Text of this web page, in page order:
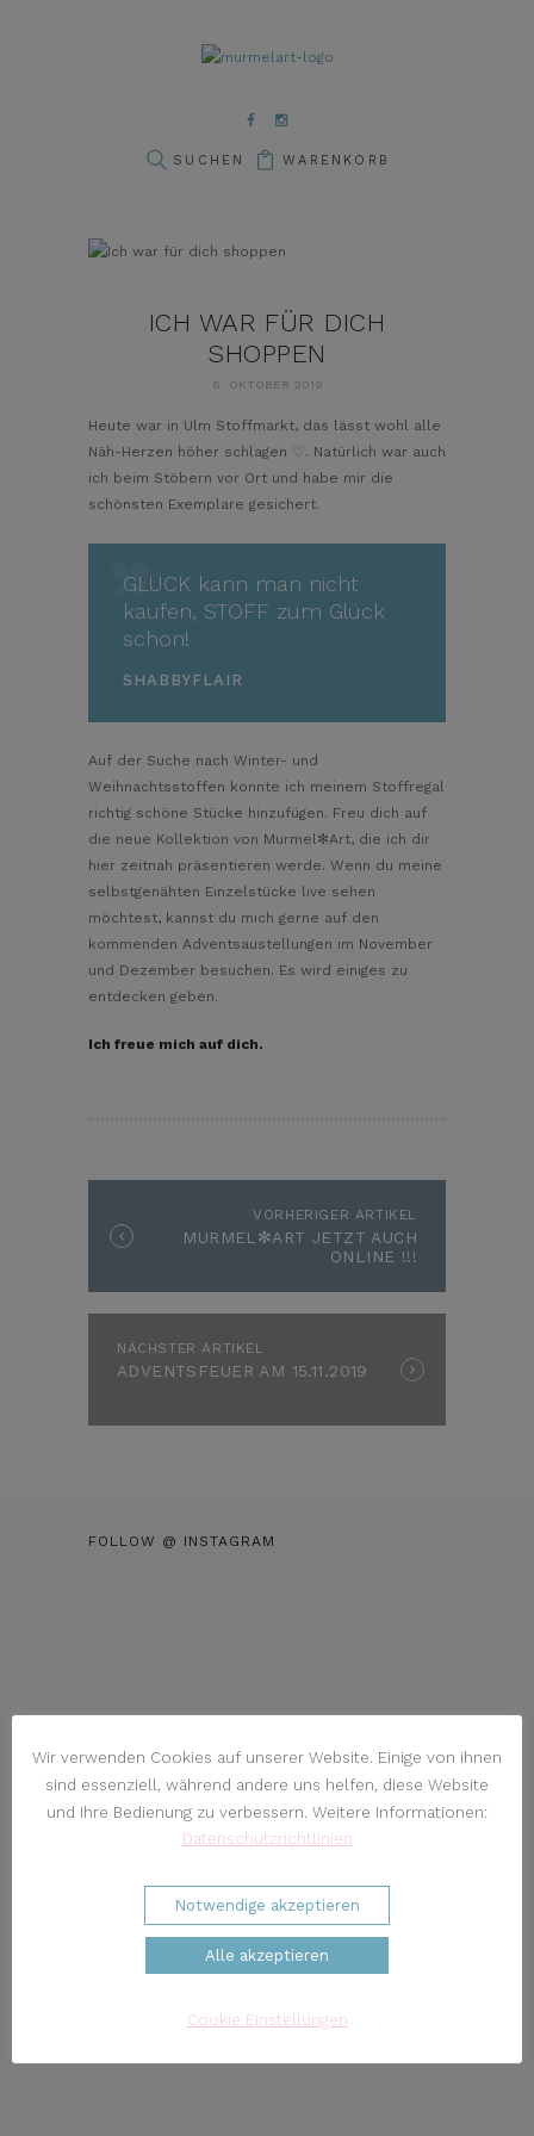
WARENKORB
ICH WAR FÜR DICH
SHOPPEN
6. OKTOBER 2019
Heute war in Ulm Stoffmarkt, das lässt wohl alle
Näh-Herzen höher schlagen ♡. Natürlich war auch
ich beim Stöbern vor Ort und habe mir die
schönsten Exemplare gesichert.
GLÜCK kann man nicht
kaufen, STOFF zum Glück
schon!
SHABBYFLAIR
Auf der Suche nach Winter- und
Weihnachtsstoffen konnte ich meinem Stoffregal
richtig schöne Stücke hinzufügen. Freu dich auf
die neue Kollektion von Murmel✻Art, die ich dir
hier zeitnah präsentieren werde. Wenn du meine
selbstgenähten Einzelstücke live sehen
möchtest, kannst du mich gerne auf den
kommenden Adventsaustellungen im November
und Dezember besuchen. Es wird einiges zu
entdecken geben.
Ich freue mich auf dich.
VORHERIGER ARTIKEL
MURMEL✻ART JETZT AUCH
ONLINE !!!
NÄCHSTER ARTIKEL
Artikel:
ADVENTSFEUER AM 15.11.2019
FOLLOW @ INSTAGRAM
Wir verwenden Cookies auf unserer Website. Einige von ihnen
sind essenziell, während andere uns helfen, diese Website
und Ihre Bedienung zu verbessern. Weitere Informationen:
Datenschutzrichtlinien
Notwendige akzeptieren
Alle akzeptieren
Cookie Einstellungen